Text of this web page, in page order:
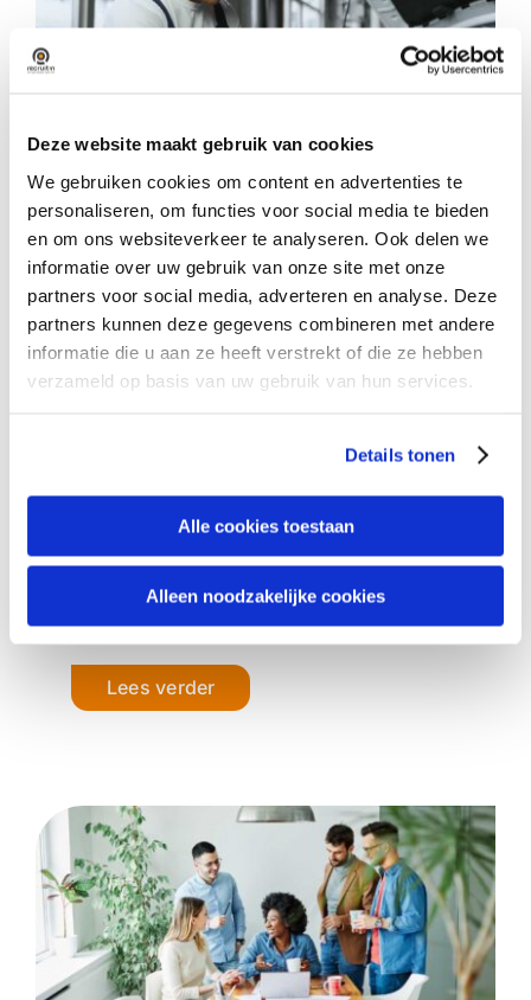
Deze website maakt gebruik van cookies
We gebruiken cookies om content en advertenties te
personaliseren, om functies voor social media te bieden
en om ons websiteverkeer te analyseren. Ook delen we
informatie over uw gebruik van onze site met onze
partners voor social media, adverteren en analyse. Deze
partners kunnen deze gegevens combineren met andere
informatie die u aan ze heeft verstrekt of die ze hebben
verzameld op basis van uw gebruik van hun services.
Details tonen
Alle cookies toestaan
Alleen noodzakelijke cookies
Moeiteloos werven in een krappe
arbeidsmarkt – ontdek hoe!
De strijd om technisch talent is heviger
niet meer de juiste mensen. Toch zoeken
wij bij Recruitin dagelijks naar the right
people, right now – en vinden we ze
ook. Hoe?
Lees verder